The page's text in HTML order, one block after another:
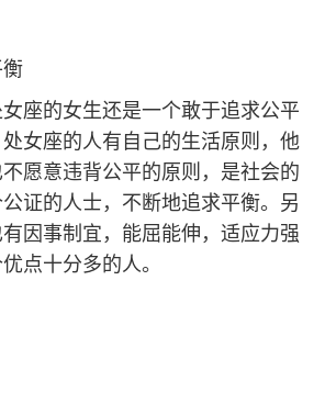
座的女生还是一个敢于追求公平
女座的人有自己的生活原则，他
愿意违背公平的原则，是社会的
证的人士，不断地追求平衡。另
因事制宜，能屈能伸，适应力强
点十分多的人。